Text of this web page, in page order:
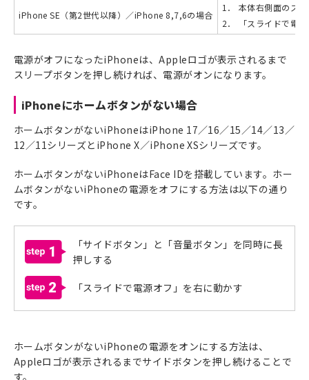
iPhone SE（第2世代以降）／iPhone 8,7,6の場合
1．
本体右側面のス
2．
「スライドで電
電源がオフになったiPhoneは、Appleロゴが表示されるまで
スリープボタンを押し続ければ、電源がオンになります。
iPhoneにホームボタンがない場合
ホームボタンがないiPhoneはiPhone 17／16／15／14／13／
12／11シリーズとiPhone X／iPhone XSシリーズです。
ホームボタンがないiPhoneはFace IDを搭載しています。ホー
ムボタンがないiPhoneの電源をオフにする方法は以下の通り
です。
1
「サイドボタン」と「音量ボタン」を同時に長
押しする
2 「スライドで電源オフ」を右に動かす
ホームボタンがないiPhoneの電源をオンにする方法は、
Appleロゴが表示されるまでサイドボタンを押し続けることで
す。